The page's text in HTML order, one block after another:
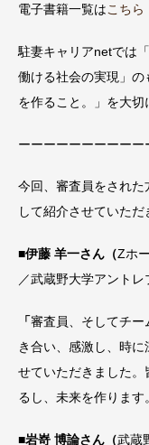
電子書籍一覧はこちら
駐妻キャリアnetでは
働ける社会の実現」
を作ること。」を大切
ーーーーーーーーー
今回、審査員をされ
して紹介させていただ
■伊藤 羊一さん（Zホ
／武蔵野大学アントレ
「審査員、そしてチー
き合い、感激し、時
せていただきました
るし、未来を作ります
■岩嵜 博論さん（武蔵